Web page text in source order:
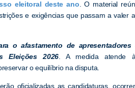
eleitoral deste ano. O material
e exigências que passam a valer
o afastamento de apresentadores
Eleições 2026 . A medida atende
o equilíbrio na disputa.
oficializadas as candidaturas,